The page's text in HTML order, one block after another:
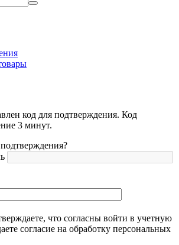
код для подтверждения. Код
3 минут.
что согласны войти в учетную
согласие на обработку персональных